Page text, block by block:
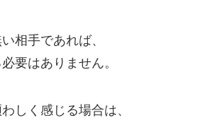
相手であれば、
要はありません。
しく感じる場合は、